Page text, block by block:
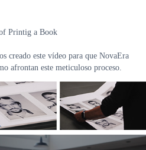
Printig a Book
creado este vídeo para que NovaEra
afrontan este meticuloso proceso.